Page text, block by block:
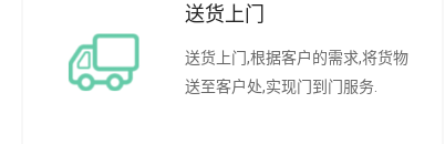
送货上门
送货上门,根据客户的需求,将货物
送至客户处,实现门到门服务.